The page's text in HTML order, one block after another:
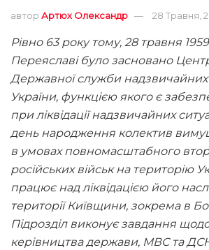
автор Артюх Олександр 28 Травня,
Рівно 63 року тому, 28 травня 1959
Переяславі було засновано
Державної служби надзвичайних
України, функцією якого є
при ліквідації надзвичайних
день народження колектив
в умовах повномасштабного
російських військ на територію
працює над ліквідацією його
території Київщини, зокрема в
Підрозділ виконує завдання
керівництва держави, МВС та